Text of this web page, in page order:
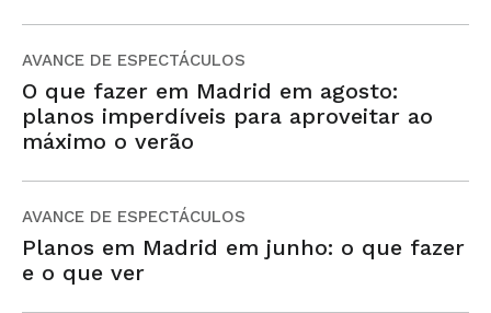
AVANCE DE ESPECTÁCULOS
O que fazer em Madrid em agosto:
planos imperdíveis para aproveitar ao
máximo o verão
AVANCE DE ESPECTÁCULOS
Planos em Madrid em junho: o que fazer
e o que ver